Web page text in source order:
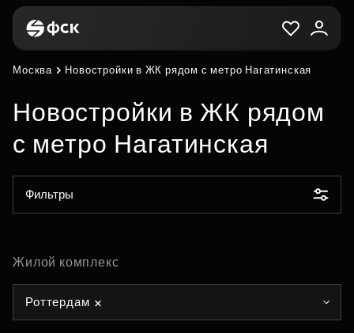
Москва Новостройки в ЖК рядом с метро Нагатинская
Новостройки в ЖК рядом
с метро Нагатинская
Фильтры
Жилой комплекс
Роттердам